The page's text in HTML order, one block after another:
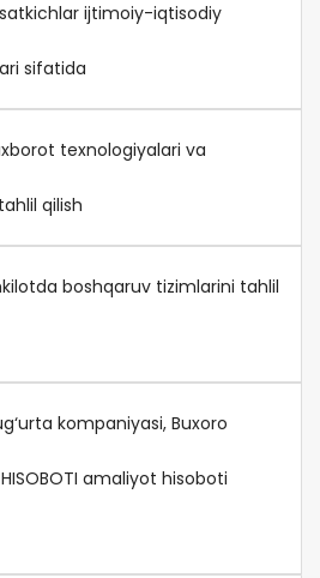
ijtimoiy-iqtisodiy
sifatida
texnologiyalari va
qilish
boshqaruv tizimlarini tahlil
kompaniyasi, Buxoro
HISOBOTI amaliyot hisoboti